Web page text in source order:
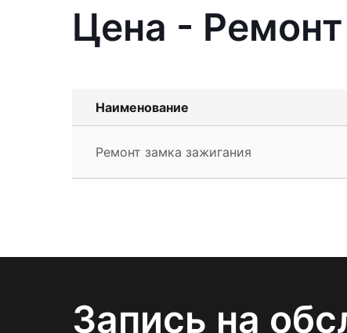
Цена -
Наименование
Ремонт замка зажигания
Запись на